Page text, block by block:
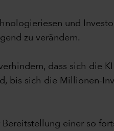
und
zu verändern.
dass sich die
bis sich die Millionen-
einer so